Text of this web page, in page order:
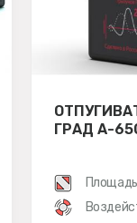
ГРАД А-